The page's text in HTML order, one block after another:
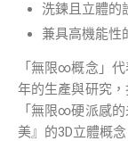
洗鍊且立體的
兼具高機能性
「無限∞概念」
年的生產與研究
「無限∞硬派感
美』的3D立體概